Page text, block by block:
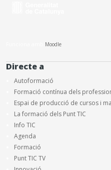
Moodle
Directe a
Autoformació
Formació contínua dels
Espai de producció de cursos i
La formació dels Punt TIC
Info TIC
Agenda
Formació
Punt TIC TV